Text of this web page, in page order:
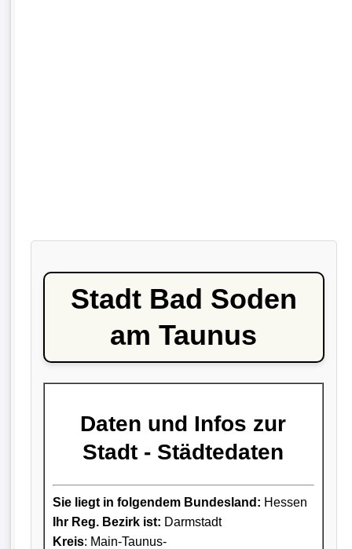
Stadt Bad Soden
am Taunus
Daten und Infos zur
Stadt - Städtedaten
Sie liegt in folgendem Bundesland: Hessen
Ihr Reg. Bezirk ist: Darmstadt
Kreis: Main-Taunus-